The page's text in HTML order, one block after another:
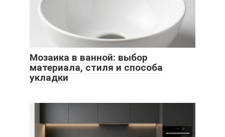
Мозаика в ванной: выбор
материала, стиля и способа
укладки